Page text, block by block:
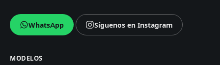
WhatsApp Síguenos en Instagram
MODELOS